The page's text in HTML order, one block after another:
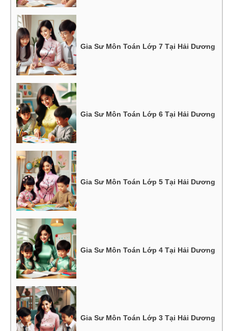
Gia Sư Môn Toán Lớp 7 Tại Hải Dương
Gia Sư Môn Toán Lớp 6 Tại Hải Dương
Gia Sư Môn Toán Lớp 5 Tại Hải Dương
Gia Sư Môn Toán Lớp 4 Tại Hải Dương
Gia Sư Môn Toán Lớp 3 Tại Hải Dương